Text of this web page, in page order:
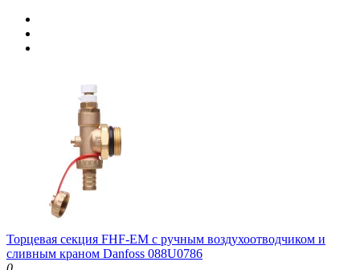
Торцевая секция FHF-EM с ручным воздухоотводчиком и
сливным краном Danfoss 088U0786